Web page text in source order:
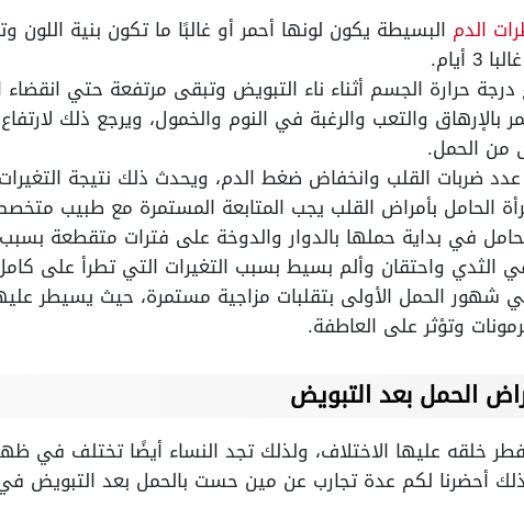
الدم البسيطة يكون لونها أحمر أو غالبًا ما تكون بنية
درجة حرارة الجسم أثناء ناء التبويض وتبقى مرتفعة حتي انقضاء
بالإرهاق والتعب والرغبة في النوم والخمول، ويرجع ذلك
من الحمل.
عدد ضربات القلب وانخفاض ضغط الدم، ويحدث ذلك نتيجة
الحامل بأمراض القلب يجب المتابعة المستمرة مع طبيب
في بداية حملها بالدوار والدوخة على فترات متقطعة
الثدي واحتقان وألم بسيط بسبب التغيرات التي تطرأ على
شهور الحمل الأولى بتقلبات مزاجية مستمرة، حيث يسيطر
وتؤثر على العاطفة.
الحمل بعد التبويض
خلقه عليها الاختلاف، ولذلك تجد النساء أيضًا تختلف في
أحضرنا لكم عدة تجارب عن مين حست بالحمل بعد التبويض